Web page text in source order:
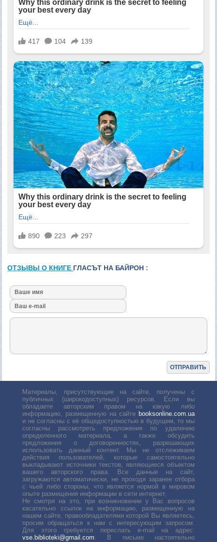
ОТЗЫВЫ О КНИГЕ ГЛАСЪТ НА БАЙРОН :
Материалы, присутствующие на сайте, получены с
публичных (широкодоступных) ресурсов. Если вы
обладаете авторским правом на какую либо
информацию, размещенную на сайте booksonline.com.ua
и не согласны с её общедоступностью в будущем, то мы
согласны рассмотреть предложения по удалению
определенного материала, а также обсудить
предложения о договоренностях, разрешающих
использовать данный контент. Мы не отслеживаем
действия пользователей, которые самостоятельно
выкладывают источники текстов, являющиеся объектом
вашего авторского права. Все данные на сайт,
загружаются автоматически, не проходя заранее отбора
с чьей либо стороны, что является нормой в мировом
опыте размещения информации в сети интернет.
Не смотря на это, при возникновении у Вас вопросов
касательно ссылок на информацию, размещенную на
нашем сайте, правообладателями которой Вы являетесь,
просим обращаться к нам с интересующим запросом.
Для этого требуется переслать е-mail на адрес:
vse.biblioteki@gmail.com. В письме настоятельно